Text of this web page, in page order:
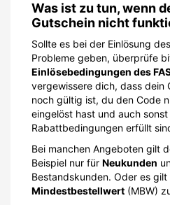
Was ist zu tun, wenn
Gutschein nicht
Sollte es bei der Einlösung
Probleme geben, überprüfe
Einlösebedingungen des
vergewissere dich, dass dein
noch gültig ist, du den Code
eingelöst hast und auch
Rabattbedingungen erfüllt
Bei manchen Angeboten gilt
Beispiel nur für Neukunden
Bestandskunden. Oder es gilt
Mindestbestellwert (MBW)